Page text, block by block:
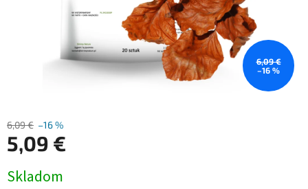
6,09 €
–16 %
6,09 € –16 %
5,09 €
cena:
Skladom